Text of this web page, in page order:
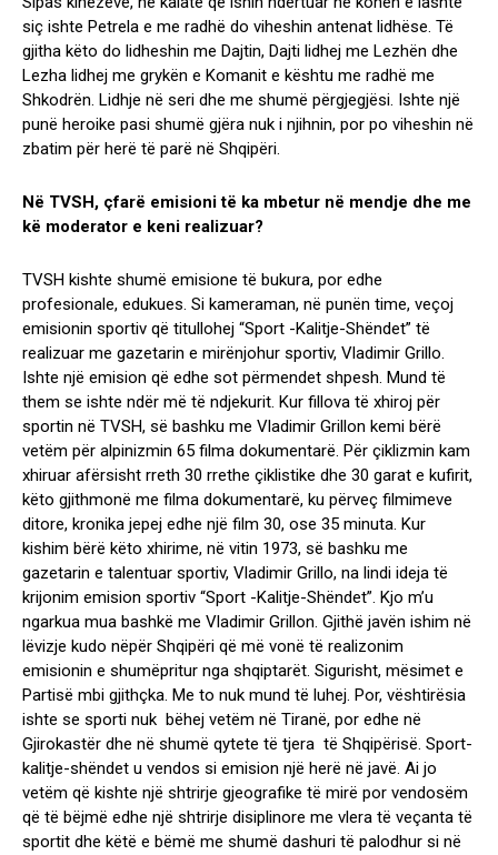
siç ishte Petrela e me radhë do viheshin antenat lidhëse. Të
gjitha këto do lidheshin me Dajtin, Dajti lidhej me Lezhën dhe
Lezha lidhej me grykën e Komanit e kështu me radhë me
Shkodrën. Lidhje në seri dhe me shumë përgjegjësi. Ishte një
punë heroike pasi shumë gjëra nuk i njihnin, por po viheshin në
zbatim për herë të parë në Shqipëri.
Në TVSH, çfarë emisioni të ka mbetur në mendje dhe me
kë moderator e keni realizuar?
TVSH kishte shumë emisione të bukura, por edhe
profesionale, edukues. Si kameraman, në punën time, veçoj
emisionin sportiv që titullohej “Sport -Kalitje-Shëndet” të
realizuar me gazetarin e mirënjohur sportiv, Vladimir Grillo.
Ishte një emision që edhe sot përmendet shpesh. Mund të
them se ishte ndër më të ndjekurit. Kur fillova të xhiroj për
sportin në TVSH, së bashku me Vladimir Grillon kemi bërë
vetëm për alpinizmin 65 filma dokumentarë. Për çiklizmin kam
xhiruar afërsisht rreth 30 rrethe çiklistike dhe 30 garat e kufirit,
këto gjithmonë me filma dokumentarë, ku përveç filmimeve
ditore, kronika jepej edhe një film 30, ose 35 minuta. Kur
kishim bërë këto xhirime, në vitin 1973, së bashku me
gazetarin e talentuar sportiv, Vladimir Grillo, na lindi ideja të
krijonim emision sportiv “Sport -Kalitje-Shëndet”. Kjo m’u
ngarkua mua bashkë me Vladimir Grillon. Gjithë javën ishim në
lëvizje kudo nëpër Shqipëri që më vonë të realizonim
emisionin e shumëpritur nga shqiptarët. Sigurisht, mësimet e
Partisë mbi gjithçka. Me to nuk mund të luhej. Por, vështirësia
ishte se sporti nuk bëhej vetëm në Tiranë, por edhe në
Gjirokastër dhe në shumë qytete të tjera të Shqipërisë. Sport-
kalitje-shëndet u vendos si emision një herë në javë. Ai jo
vetëm që kishte një shtrirje gjeografike të mirë por vendosëm
që të bëjmë edhe një shtrirje disiplinore me vlera të veçanta të
sportit dhe këtë e bëmë me shumë dashuri të palodhur si në